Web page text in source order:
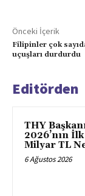
Önceki İçerik
Filipinler çok
uçuşları durdurdu
Editörden
THY
2026’nın
Milyar TL
6 Ağustos 2026